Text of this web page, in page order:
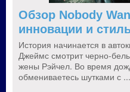
Обзор Nobody
инновации и
История начинается в
Джеймс смотрит черно-
жены Рэйчел. Во время
обмениваетесь шутками с ...